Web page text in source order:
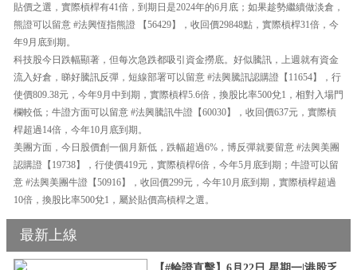
貼價之選，實際槓桿有41倍，到期日是2024年的6月底；如果趁勢繼續做淡倉，
熊證可以留意 #法興恆指熊證 【56429】，收回價29848點，實際槓桿31倍，今
年9月底到期。
科技股今日跌幅顯著，但每次急跌都吸引資金撈底。好似騰訊，上週就有資金
流入好倉，睇好騰訊反彈，短線部署可以留意 #法興騰訊認購證【11654】，行
使價809.38元，今年9月中到期，實際槓桿5.6倍，換股比率500兌1，相對入場門
欄較低；牛證方面可以留意 #法興騰訊牛證【60030】，收回價637元，實際槓
桿超過14倍，今年10月底到期。
美團方面，今日股價創一個月新低，跌幅超過6%，博反彈就要留意 #法興美團
認購證【19738】，行使價419元，實際槓桿6倍，今年5月底到期；牛證可以留
意 #法興美團牛證【50916】，收回價299元，今年10月底到期，實際槓桿超過
10倍，換股比率500兌1，屬於貼價高槓桿之選。
最新上線